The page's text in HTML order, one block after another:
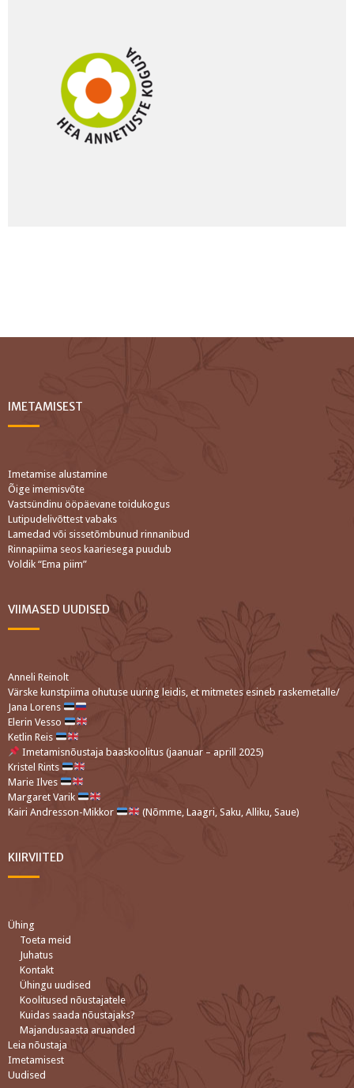
IMETAMISEST
Imetamise alustamine
Õige imemisvõte
Vastsündinu ööpäevane toidukogus
Lutipudelivõttest vabaks
Lamedad või sissetõmbunud rinnanibud
Rinnapiima seos kaariesega puudub
Voldik “Ema piim”
VIIMASED UUDISED
Anneli Reinolt
Värske kunstpiima ohutuse uuring leidis, et mitmetes esineb raskemetalle/
Jana Lorens
Elerin Vesso
Ketlin Reis
Imetamisnõustaja baaskoolitus (jaanuar – aprill 2025)
Kristel Rints
Marie Ilves
Margaret Varik
Kairi Andresson-Mikkor
(Nõmme, Laagri, Saku, Alliku, Saue)
KIIRVIITED
Ühing
Toeta meid
Juhatus
Kontakt
Ühingu uudised
Koolitused nõustajatele
Kuidas saada nõustajaks?
Majandusaasta aruanded
Leia nõustaja
Imetamisest
Uudised